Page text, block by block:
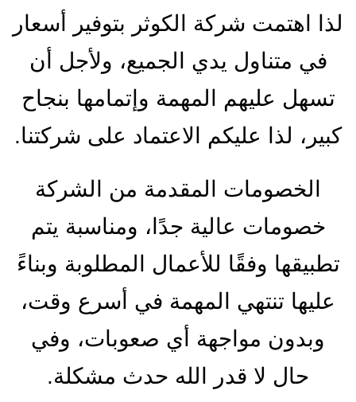
لذا اهتمت شركة الكوثر بتوفير أسعار
في متناول يدي الجميع، ولأجل أن
تسهل عليهم المهمة وإتمامها بنجاح
كبير، لذا عليكم الاعتماد على شركتنا.
الخصومات المقدمة من الشركة
خصومات عالية جدًا، ومناسبة يتم
تطبيقها وفقًا للأعمال المطلوبة وبناءً
عليها تنتهي المهمة في أسرع وقت،
وبدون مواجهة أي صعوبات، وفي
حال لا قدر الله حدث مشكلة.